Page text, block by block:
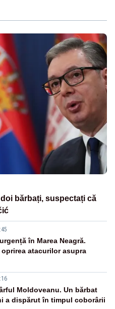
bărbați, suspectați că
în Marea Neagră.
oprirea atacurilor asupra
Moldoveanu. Un bărbat
a dispărut în timpul coborârii